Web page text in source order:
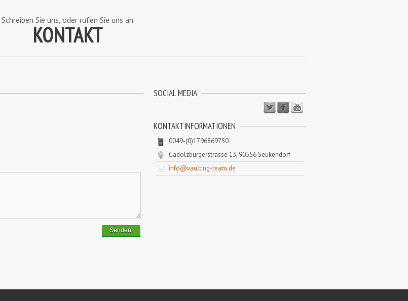
Schreiben Sie uns, oder rufen Sie uns an
KONTAKT
Senden!
SOCIAL MEDIA
KONTAKTINFORMATIONEN
0049-(0)1796869750
Cadolzburgerstrasse 13, 90556 Seukendorf
info@vaulting-team.de